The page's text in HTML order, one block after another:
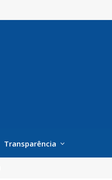
Transparência